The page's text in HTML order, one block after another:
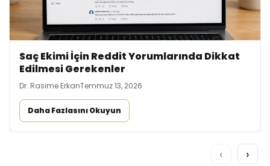
Saç Ekimi İçin Reddit Yorumlarında Dikkat
Edilmesi Gerekenler
Dr. Rasime ErkanTemmuz 13, 2026
Daha Fazlasını Okuyun
‹ ›